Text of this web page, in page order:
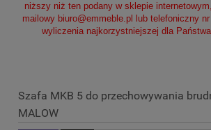
niższy niż ten podany w sklepie
mailowy biuro@emmeble.pl
lub telefoniczny
wyliczenia najkorzystniejszej dla
Szafa MKB 5 do przechowywania
MALOW